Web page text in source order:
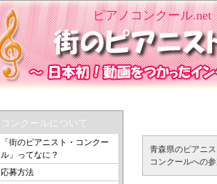
ピアノコンクール
青森県のピアニ
コンクールへの
コンクールについて
「街のピアニスト・コンクー
ル」ってなに？
応募方法